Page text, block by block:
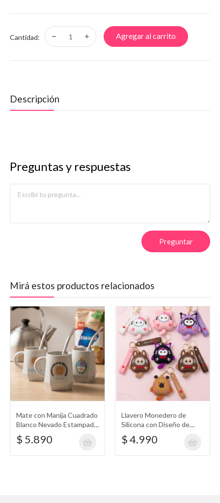
Cantidad: Agregar al carrito
Descripción
Preguntas y respuestas
Preguntar
Mirá estos productos relacionados
Mate con Manija Cuadrado
Blanco Nevado Estampado
con Diseño de Argentina
$ 5.890
Llavero Monedero de
Silicona con Diseño de
Hello Kitty, Kuromi,
Labubu, Carpincho,
$ 4.990